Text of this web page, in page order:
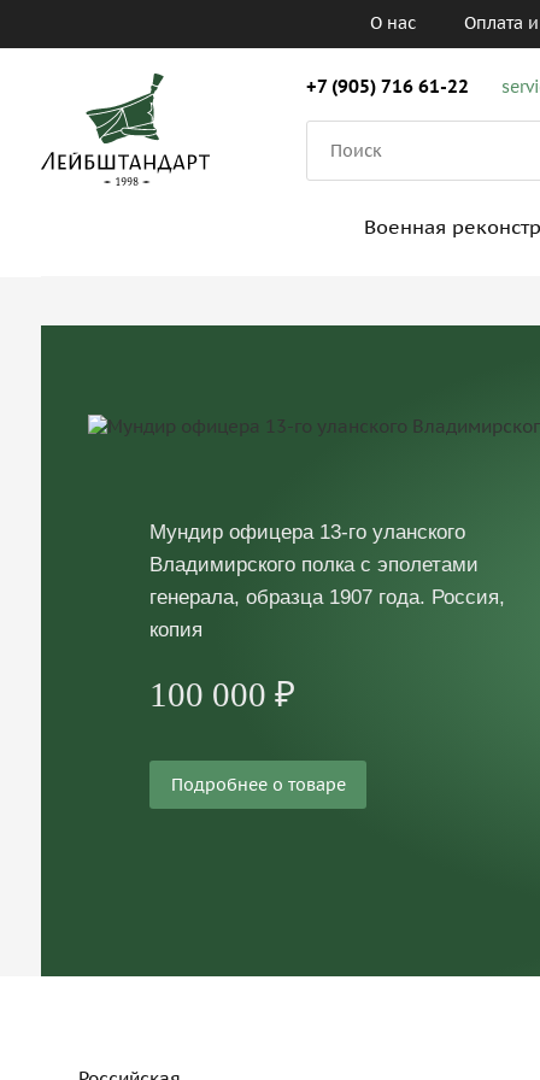
О нас Оплата
+7 (905) 716 61-22
Военная
Мундир офицера 13-го уланского
Владимирского полка с эполетами
генерала, образца 1907 года. Россия,
копия
100 000 ₽
Подробнее о товаре